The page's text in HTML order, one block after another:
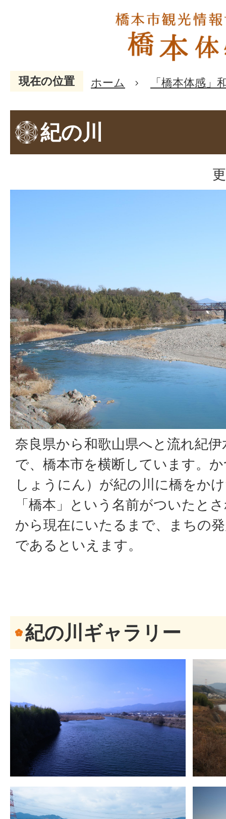
現在の位置 ホーム 「橋本体感」
紀の川
奈良県から和歌山県へと流れ紀
で、橋本市を横断しています。
しょうにん）が紀の川に橋をか
「橋本」という名前がついたと
から現在にいたるまで、まちの
であるといえます。
紀の川ギャラリー